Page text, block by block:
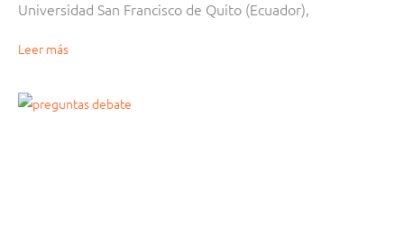
Universidad San Francisco de Quito (Ecuador),
Leer más